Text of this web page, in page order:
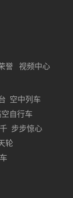
誉 视频中心
空中列车
空自行车
步步惊心
轮